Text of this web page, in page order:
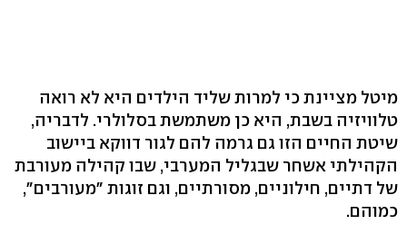
מיטל מציינת כי למרות שליד הילדים היא לא רואה
טלוויזיה בשבת, היא כן משתמשת בסלולרי. לדבריה,
שיטת החיים הזו גם גרמה להם לגור דווקא ביישוב
הקהילתי אשחר שבגליל המערבי, שבו קהילה מעורבת
של דתיים, חילוניים, מסורתיים, וגם זוגות "מעורבים",
כמוהם.